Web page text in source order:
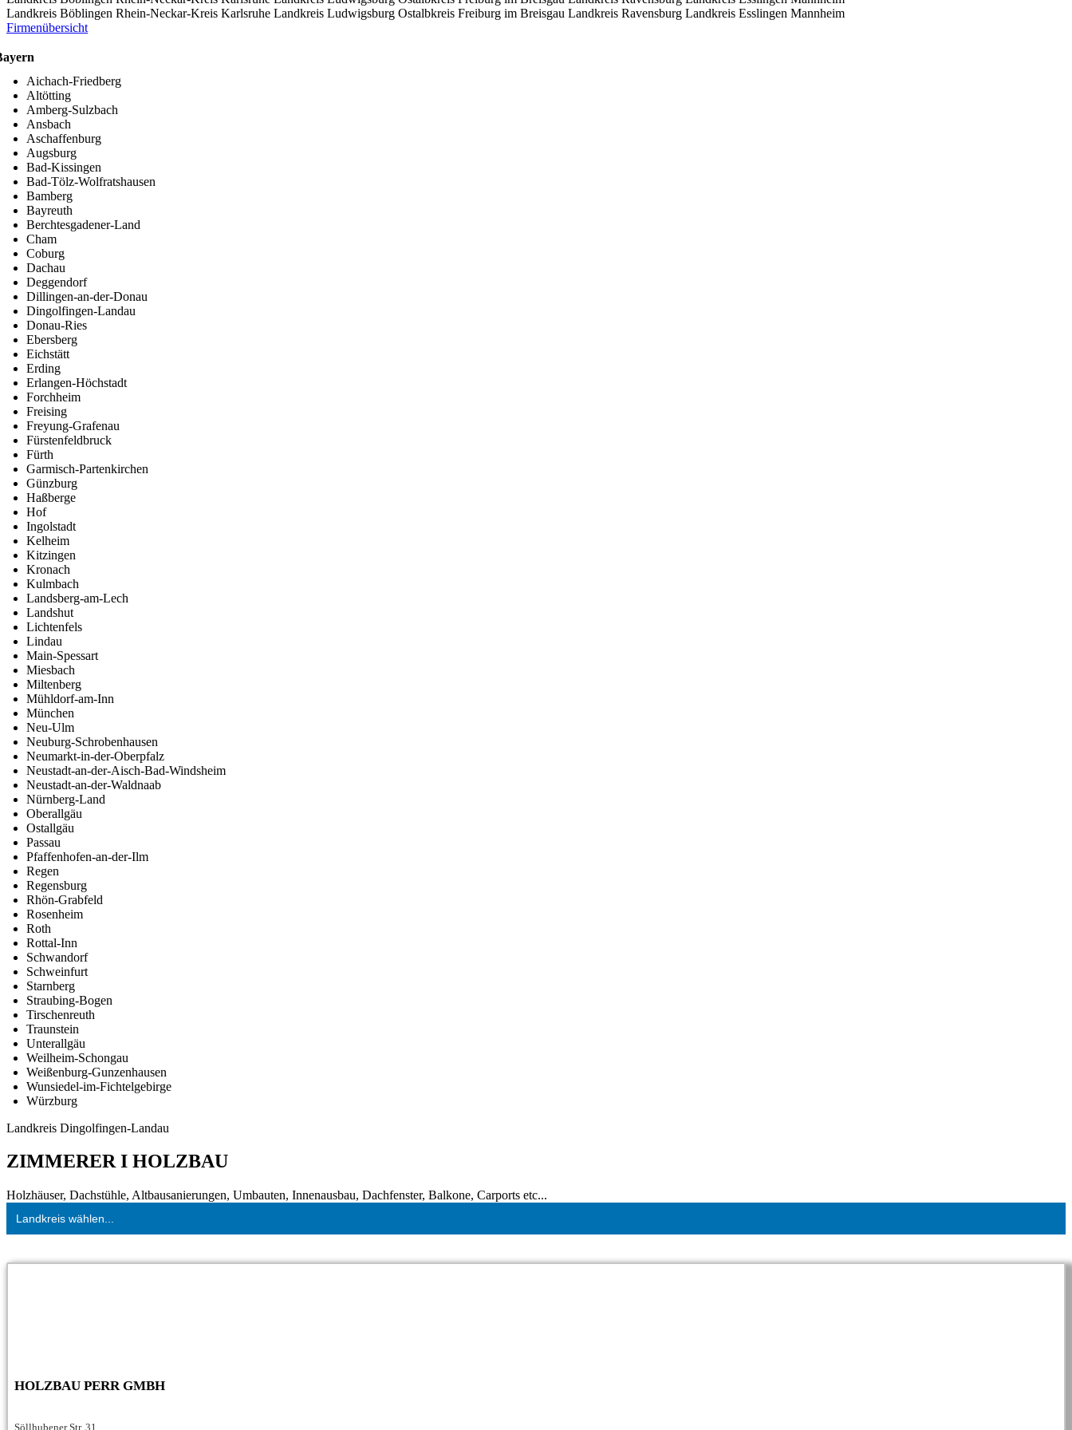
Landkreis Böblingen Rhein-Neckar-Kreis Karlsruhe Landkreis Ludwigsburg Ostalbkreis Freiburg im Breisgau Landkreis Ravensburg Landkreis Esslingen Mannheim
Firmenübersicht
Aichach-Friedberg
Altötting
Amberg-Sulzbach
Ansbach
Aschaffenburg
Augsburg
Bad-Kissingen
Bad-Tölz-Wolfratshausen
Bamberg
Bayreuth
Berchtesgadener-Land
Cham
Coburg
Dachau
Deggendorf
Dillingen-an-der-Donau
Dingolfingen-Landau
Donau-Ries
Ebersberg
Eichstätt
Erding
Erlangen-Höchstadt
Forchheim
Freising
Freyung-Grafenau
Fürstenfeldbruck
Fürth
Garmisch-Partenkirchen
Günzburg
Haßberge
Hof
Ingolstadt
Kelheim
Kitzingen
Kronach
Kulmbach
Landsberg-am-Lech
Landshut
Lichtenfels
Lindau
Main-Spessart
Miesbach
Miltenberg
Mühldorf-am-Inn
München
Neu-Ulm
Neuburg-Schrobenhausen
Neumarkt-in-der-Oberpfalz
Neustadt-an-der-Aisch-Bad-Windsheim
Neustadt-an-der-Waldnaab
Nürnberg-Land
Oberallgäu
Ostallgäu
Passau
Pfaffenhofen-an-der-Ilm
Regen
Regensburg
Rhön-Grabfeld
Rosenheim
Roth
Rottal-Inn
Schwandorf
Schweinfurt
Starnberg
Straubing-Bogen
Tirschenreuth
Traunstein
Unterallgäu
Weilheim-Schongau
Weißenburg-Gunzenhausen
Wunsiedel-im-Fichtelgebirge
Würzburg
Landkreis Dingolfingen-Landau
ZIMMERER I HOLZBAU
Holzhäuser, Dachstühle, Altbausanierungen, Umbauten, Innenausbau, Dachfenster, Balkone, Carports etc...
Landkreis wählen...
HOLZBAU PERR GMBH
Söllhubener Str. 31